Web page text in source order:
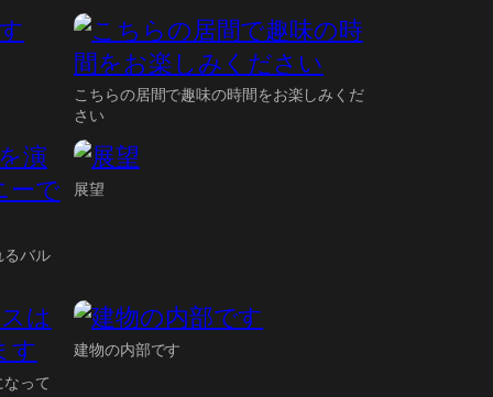
こちらの居間で趣味の時間をお楽しみくだ
さい
るバル
展望
って
建物の内部です